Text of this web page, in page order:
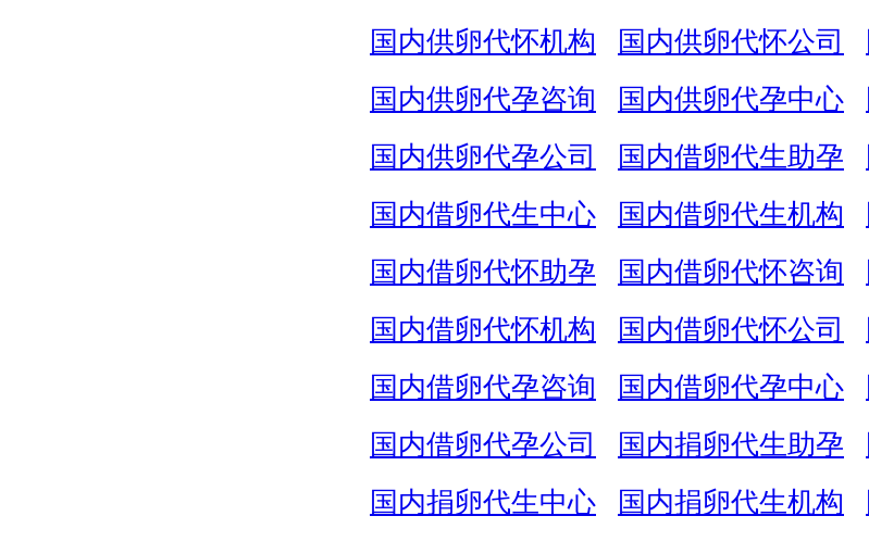
国内供卵代怀机构
国内供卵代怀公司
国内供卵代孕咨询
国内供卵代孕中心
国内供卵代孕公司
国内借卵代生助孕
国内借卵代生中心
国内借卵代生机构
国内借卵代怀助孕
国内借卵代怀咨询
国内借卵代怀机构
国内借卵代怀公司
国内借卵代孕咨询
国内借卵代孕中心
国内借卵代孕公司
国内捐卵代生助孕
国内捐卵代生中心
国内捐卵代生机构